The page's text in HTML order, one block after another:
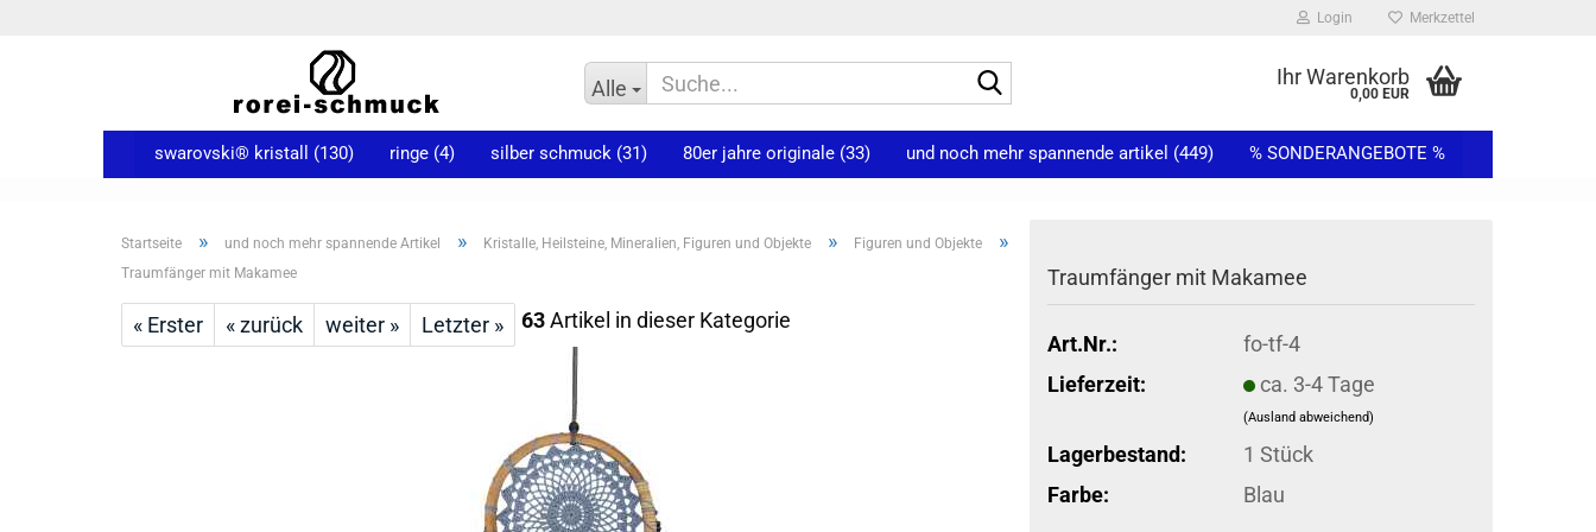
Login Merkzettel
Alle Ihr Warenkorb
0,00 EUR
swarovski® kristall (130) ringe (4) silber schmuck (31) 80er jahre originale (33) und noch mehr spannende artikel (449) % SONDERANGEBOTE %
Startseite » und noch mehr spannende Artikel » Kristalle, Heilsteine, Mineralien, Figuren und Objekte » Figuren und Objekte »
Traumfänger mit Makamee
« Erster « zurück weiter » Letzter » 63Artikel in dieser Kategorie
Traumfänger mit Makamee
Art.Nr.:
fo-tf-4
Lieferzeit:
ca. 3-4 Tage
(Ausland abweichend)
Lagerbestand: 1 Stück
Farbe:
Blau